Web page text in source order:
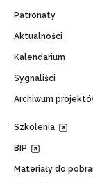
Patronaty
Aktualności
Kalendarium
Sygnaliści
Archiwum
Szkolenia
BIP
Materiały do